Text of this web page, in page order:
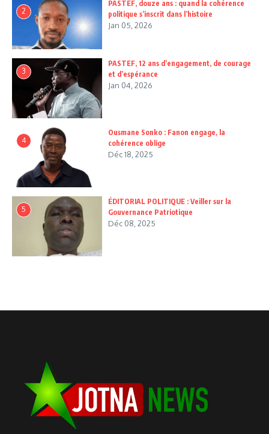
2
PASTEF, douze ans : quand la cohérence
politique s’inscrit dans l’histoire
Jan 05, 2026
3
PASTEF, 12 ans d’engagement, de courage
et d’espérance
Jan 04, 2026
4
Ousmane Sonko : Fanon engage, la
cohérence oblige
Déc 18, 2025
5
ÉDITORIAL POLITIQUE : Veiller sur la
Gouvernance Patriotique
Déc 08, 2025